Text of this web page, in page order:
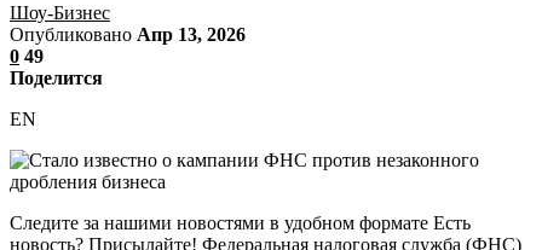
Шоу-Бизнес
Опубликовано Апр 13, 2026
0 49
Поделится
EN
Следите за нашими новостями в удобном формате Есть
новость? Присылайте! Федеральная налоговая служба (ФНС)